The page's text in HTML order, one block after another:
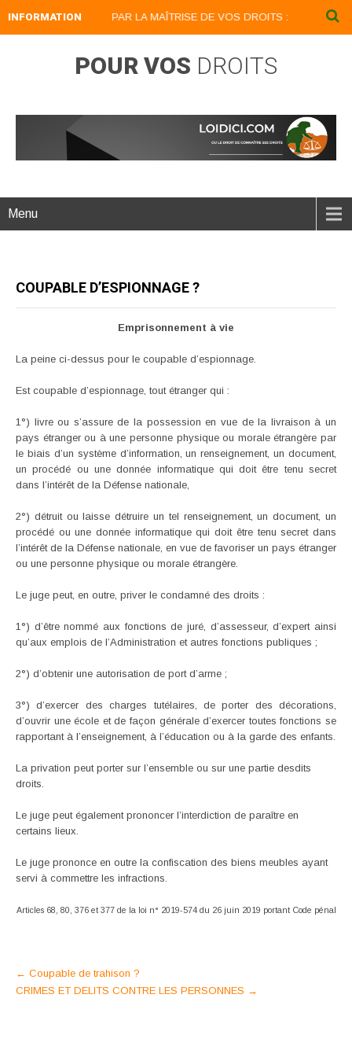
INFORMATION
DEVENEZ UN LION PAR LA MAÎTRISE DE VOS DROITS : LOIDICI.BIZ
POUR VOS DROITS
Menu
COUPABLE D’ESPIONNAGE ?
Emprisonnement à vie
La peine ci-dessus pour le coupable d’espionnage.
Est coupable d’espionnage, tout étranger qui :
1°) livre ou s’assure de la possession en vue de la livraison à un
pays étranger ou à une personne physique ou morale étrangère par
le biais d’un système d’information, un renseignement, un document,
un procédé ou une donnée informatique qui doit être tenu secret
dans l’intérêt de la Défense nationale,
2°) détruit ou laisse détruire un tel renseignement, un document, un
procédé ou une donnée informatique qui doit être tenu secret dans
l’intérêt de la Défense nationale, en vue de favoriser un pays étranger
ou une personne physique ou morale étrangère.
Le juge peut, en outre, priver le condamné des droits :
1°) d’être nommé aux fonctions de juré, d’assesseur, d’expert ainsi
qu’aux emplois de l’Administration et autres fonctions publiques ;
2°) d’obtenir une autorisation de port d’arme ;
3°) d’exercer des charges tutélaires, de porter des décorations,
d’ouvrir une école et de façon générale d’exercer toutes fonctions se
rapportant à l’enseignement, à l’éducation ou à la garde des enfants.
La privation peut porter sur l’ensemble ou sur une partie desdits
droits.
Le juge peut également prononcer l’interdiction de paraître en
certains lieux.
Le juge prononce en outre la confiscation des biens meubles ayant
servi à commettre les infractions.
Articles 68, 80, 376 et 377 de la loi n° 2019-574 du 26 juin 2019 portant Code pénal
Post
navigation
← Coupable de trahison ?
CRIMES ET DELITS CONTRE LES PERSONNES →